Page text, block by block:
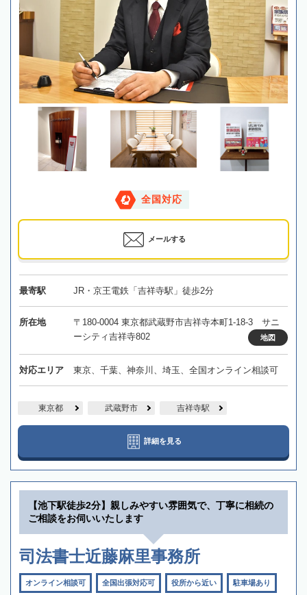
全国対応
メールする
最寄駅 JR・京王電鉄「吉祥寺駅」徒歩2分
所在地
〒180-0004 東京都武蔵野市吉祥寺本町1-18-3 サニ
ーシティ吉祥寺802
地図
対応エリア 東京、千葉、神奈川、埼玉、全国オンライン相談可
東京都 武蔵野市 吉祥寺駅
詳細を見る
【池下駅徒歩2分】親しみやすい雰囲気で、丁寧に相続の
ご相談をお伺いいたします
司法書士近藤麻里事務所
オンライン相談可 全国出張対応可 役所から近い 駐車場あり